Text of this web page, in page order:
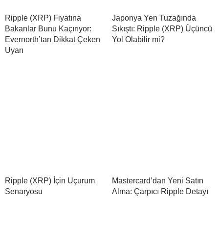
Ripple (XRP) Fiyatına
Bakanlar Bunu Kaçırıyor:
Evernorth’tan Dikkat Çeken
Uyarı
Japonya Yen Tuzağında
Sıkıştı: Ripple (XRP) Üçüncü
Yol Olabilir mi?
Ripple (XRP) İçin Uçurum
Senaryosu
Mastercard’dan Yeni Satın
Alma: Çarpıcı Ripple Detayı